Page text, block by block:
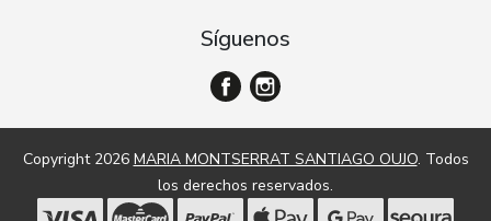
Síguenos
Copyright 2026 MARIA MONTSERRAT SANTIAGO OUJO. Todos
los derechos reservados.